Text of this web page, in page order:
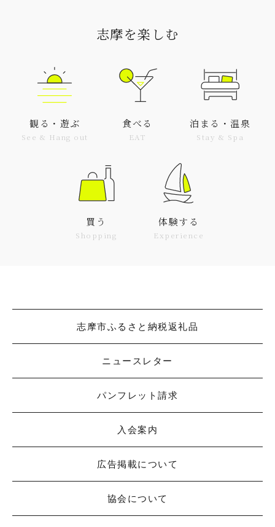
志摩を楽しむ
観る・遊ぶ
See & Hang out
食べる
EAT
泊まる・温泉
Stay & Spa
買う
Shopping
体験する
Experience
志摩市ふるさと納税返礼品
ニュースレター
パンフレット請求
入会案内
広告掲載について
協会について